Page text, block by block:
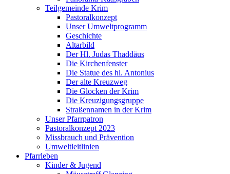
Teilgemeinde Krim
Pastoralkonzept
Unser Umweltprogramm
Geschichte
Altarbild
Der Hl. Judas Thaddäus
Die Kirchenfenster
Die Statue des hl. Antonius
Der alte Kreuzweg
Die Glocken der Krim
Die Kreuzigungsgruppe
Straßennamen in der Krim
Unser Pfarrpatron
Pastoralkonzept 2023
Missbrauch und Prävention
Umweltleitlinien
Pfarrleben
Kinder & Jugend